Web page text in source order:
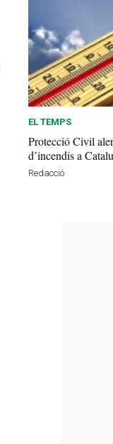
EL TEMPS
Protecció Civil
d’incendis a
Redacció